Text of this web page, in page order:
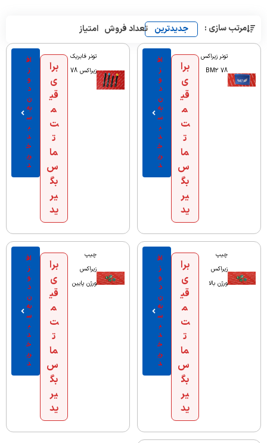
مرتب سازی : جدیدترین تعداد فروش امتیاز
تونر زیراکس
78 BM2
برا
ی
قی
م
ت
ت
ما
س
بگ
یر
ید
اف
ز
و
د
ن
به
س
ب
د
خ
ری
د
تونر فابریک
زیراکس 78
برا
ی
قی
م
ت
ت
ما
س
بگ
یر
ید
اف
ز
و
د
ن
به
س
ب
د
خ
ری
د
چیپ
زیراکس
ورژن بالا
برا
ی
قی
م
ت
ت
ما
س
بگ
یر
ید
اف
ز
و
د
ن
به
س
ب
د
خ
ری
د
چیپ
زیراکس
ورژن پایین
برا
ی
قی
م
ت
ت
ما
س
بگ
یر
ید
اف
ز
و
د
ن
به
س
ب
د
خ
ری
د